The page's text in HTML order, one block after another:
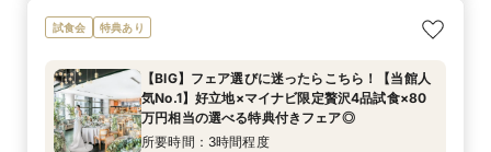
8/10(月)
【マイナビ限定：お盆BIGフェア】１件におすす
め：人気No.1!豪華無料試食×最大100万相当特典
所要時間：3時間程度
9:00〜
10:30〜
14:00〜
17:30〜
8/10(月)
＼料理重視の方へ／最高グレードへUP特典付◎
人気料理演出体験
9:00〜
10:30〜
14:00〜
17:30〜
8/10(月)
＼会費婚を検討の方向け／試食付き◎お披露目
パーティー相談会
9:00〜
10:30〜
14:00〜
17:30〜
8/10(月)
＼駅直結＆ワンフロア貸切／持込OK×自由度◎贅
沢空間で叶うW
9:00〜
10:30〜
14:00〜
17:30〜
8/10(月)
【自己負担ゼロで叶う】パーティースタイル提
案！コスパ◎相談会
9:00〜
10:30〜
14:00〜
17:30〜
8/10(月)
＼1件目来館特典有／贅沢試食付◆見積もり＆日
程イチから相談会
9:00〜
10:30〜
14:00〜
17:30〜
8/10(月)
平日限定特典あり◆コスパ×アクセス◎肩肘張ら
ないリラックスW
9:00〜
10:30〜
14:00〜
17:30〜
試食会 特典あり
【BIG】フェア選びに迷ったらこちら！【当館人
気No.1】好立地×マイナビ限定贅沢4品試食×80
万円相当の選べる特典付きフェア◎
所要時間：3時間程度